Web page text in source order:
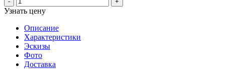
Узнать цену
Описание
Характеристики
Эскизы
Фото
Доставка